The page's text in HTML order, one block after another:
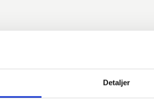
Detaljer